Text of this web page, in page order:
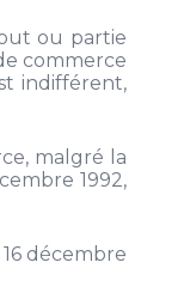
ou partie
commerce
indifférent,
malgré la
1992,
décembre